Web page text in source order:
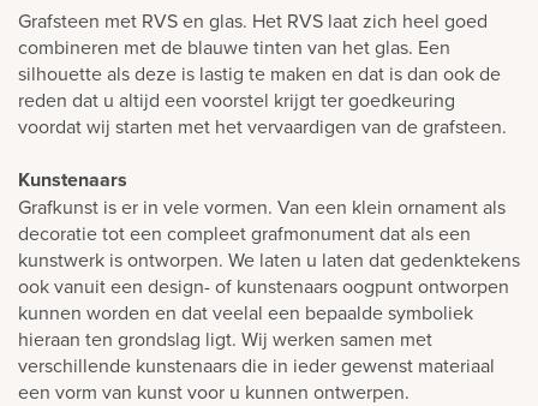
Grafsteen met RVS en glas. Het RVS laat zich heel goed
combineren met de blauwe tinten van het glas. Een
silhouette als deze is lastig te maken en dat is dan ook de
reden dat u altijd een voorstel krijgt ter goedkeuring
voordat wij starten met het vervaardigen van de grafsteen.
Kunstenaars
Grafkunst is er in vele vormen. Van een klein ornament als
decoratie tot een compleet grafmonument dat als een
kunstwerk is ontworpen. We laten u laten dat gedenktekens
ook vanuit een design- of kunstenaars oogpunt ontworpen
kunnen worden en dat veelal een bepaalde symboliek
hieraan ten grondslag ligt. Wij werken samen met
verschillende kunstenaars die in ieder gewenst materiaal
een vorm van kunst voor u kunnen ontwerpen.